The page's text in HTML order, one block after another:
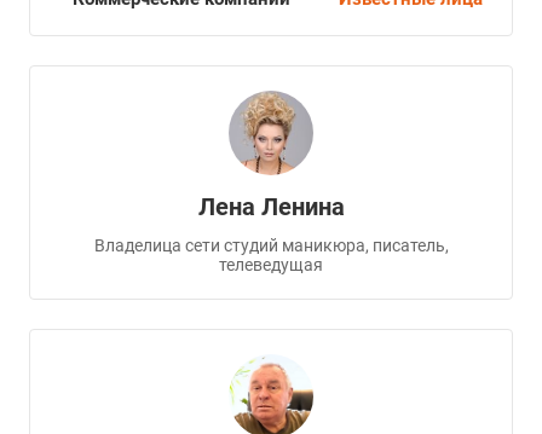
Лена Ленина
Владелица сети студий маникюра, писатель,
телеведущая